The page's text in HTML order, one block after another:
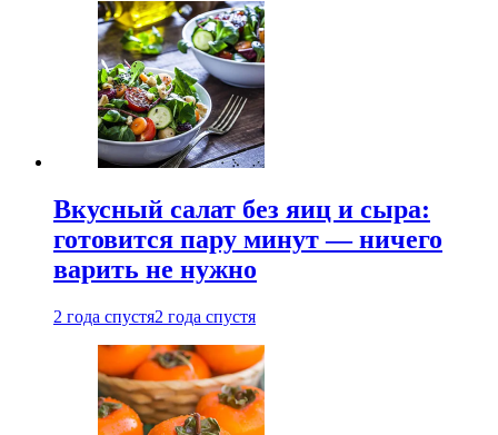
Вкусный салат без яиц и сыра:
готовится пару минут — ничего
варить не нужно
2 года спустя2 года спустя